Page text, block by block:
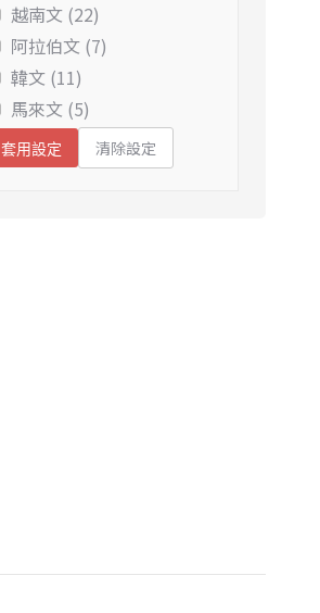
越南文 (22)
阿拉伯文 (7)
韓文 (11)
馬來文 (5)
套用設定 清除設定